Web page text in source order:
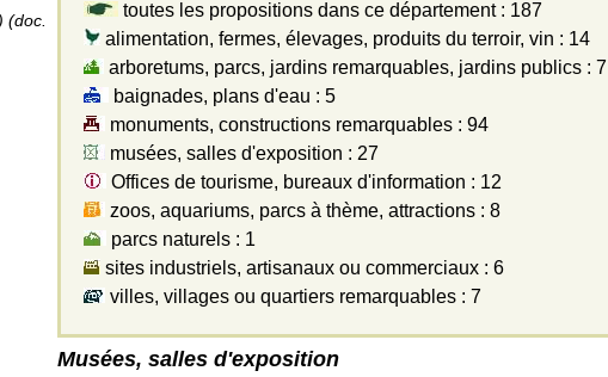
(doc.
toutes les propositions dans ce département : 187
alimentation, fermes, élevages, produits du terroir, vin : 14
arboretums, parcs, jardins remarquables, jardins publics : 7
baignades, plans d'eau : 5
monuments, constructions remarquables : 94
musées, salles d'exposition : 27
Offices de tourisme, bureaux d'information : 12
zoos, aquariums, parcs à thème, attractions : 8
parcs naturels : 1
sites industriels, artisanaux ou commerciaux : 6
villes, villages ou quartiers remarquables : 7
Musées, salles d'exposition